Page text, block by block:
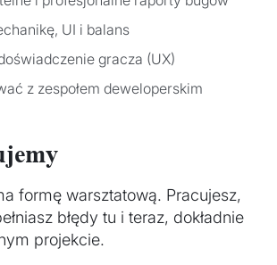
UI i balans
gracza (UX)
z zespołem deweloperskim
formę warsztatową. Pracujesz,
błędy tu i teraz, dokładnie
projekcie.